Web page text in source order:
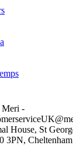
-
House, St
3PN, Cheltenham